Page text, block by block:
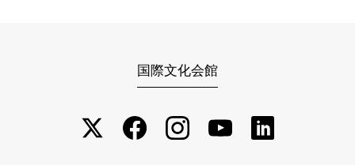
国際文化会館